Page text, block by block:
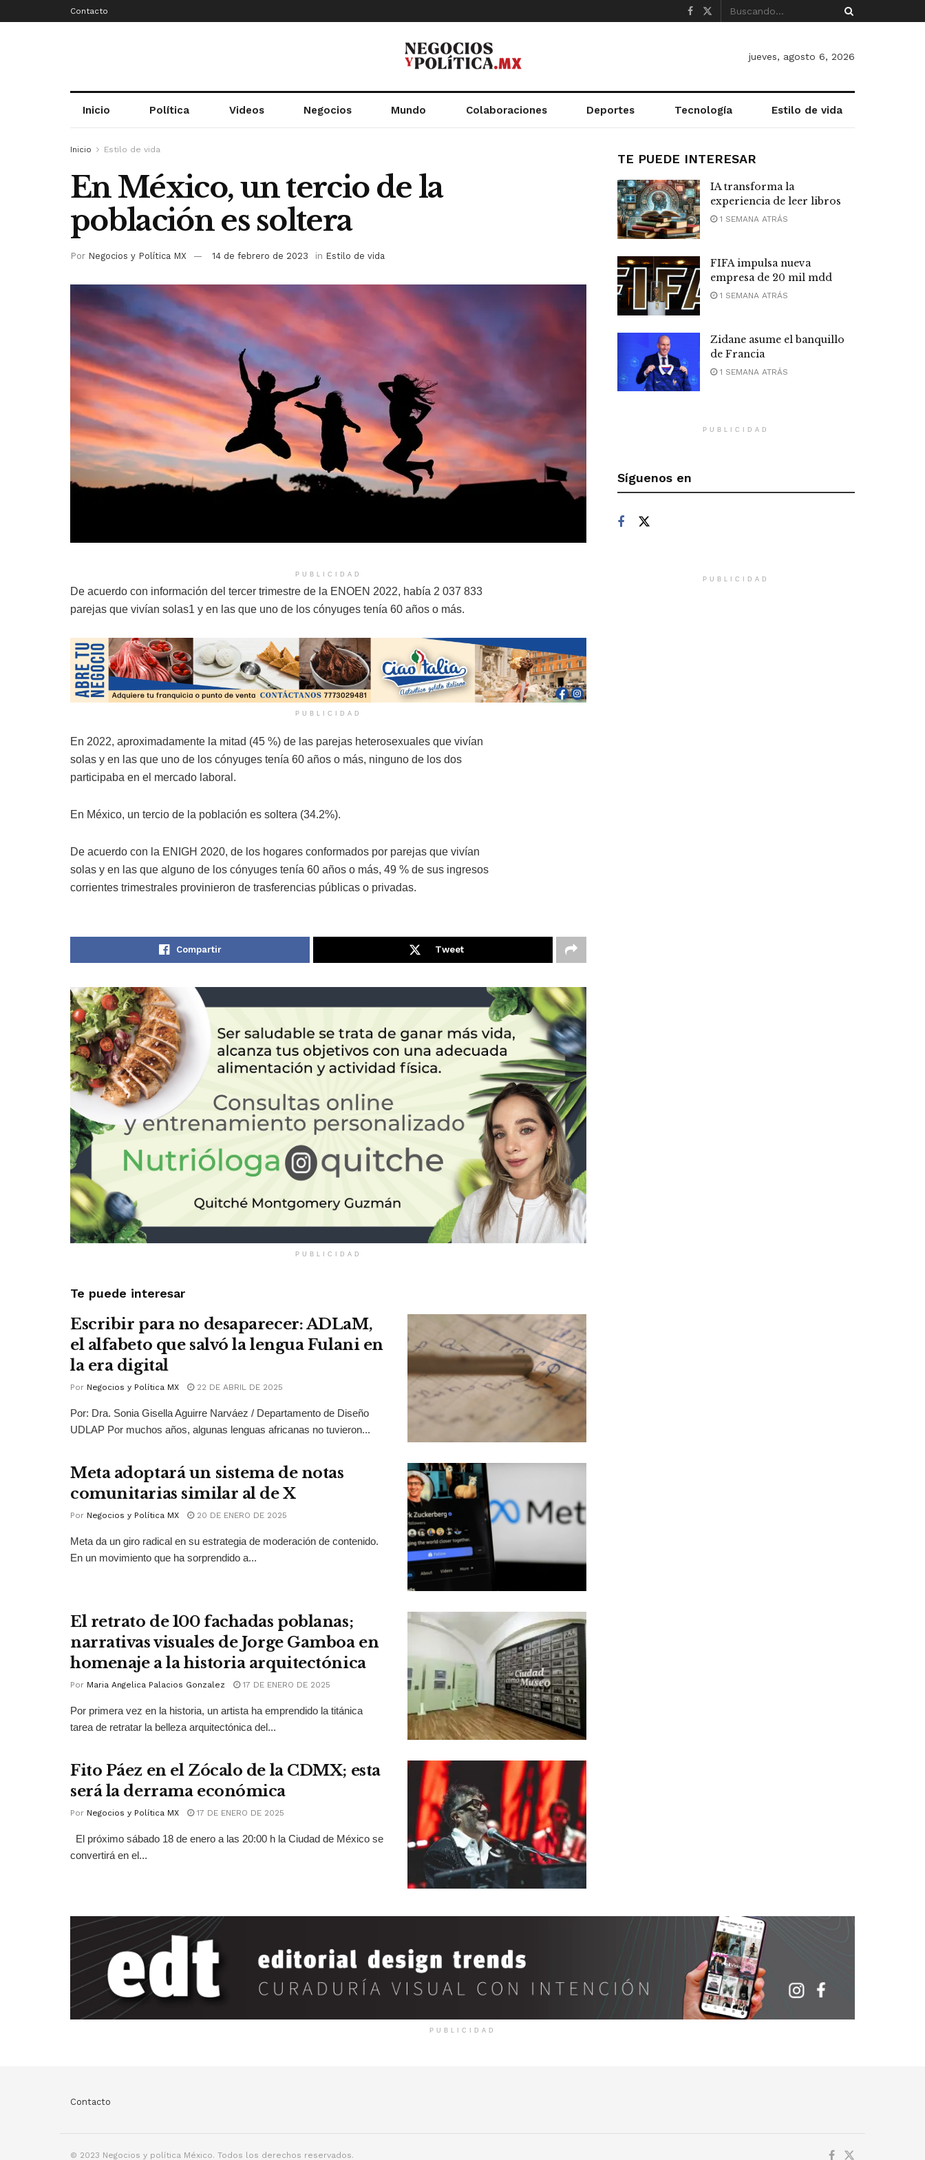
Contacto
jueves, agosto 6, 2026
Inicio Política Videos Negocios Mundo Colaboraciones Deportes Tecnología Estilo de vida
Inicio Estilo de vida
En México, un tercio de la
población es soltera
Por Negocios y Política MX 14 de febrero de 2023 in Estilo de vida
PUBLICIDAD
De acuerdo con información del tercer trimestre de la ENOEN 2022, había 2 037 833
parejas que vivían solas1 y en las que uno de los cónyuges tenía 60 años o más.
PUBLICIDAD
En 2022, aproximadamente la mitad (45 %) de las parejas heterosexuales que vivían
solas y en las que uno de los cónyuges tenía 60 años o más, ninguno de los dos
participaba en el mercado laboral.
En México, un tercio de la población es soltera (34.2%).
De acuerdo con la ENIGH 2020, de los hogares conformados por parejas que vivían
solas y en las que alguno de los cónyuges tenía 60 años o más, 49 % de sus ingresos
corrientes trimestrales provinieron de trasferencias públicas o privadas.
Compartir Tweet
PUBLICIDAD
Te puede interesar
Escribir para no desaparecer: ADLaM,
el alfabeto que salvó la lengua Fulani en
la era digital
Por Negocios y Política MX 22 DE ABRIL DE 2025
Por: Dra. Sonia Gisella Aguirre Narváez / Departamento de Diseño
UDLAP Por muchos años, algunas lenguas africanas no tuvieron...
Meta adoptará un sistema de notas
comunitarias similar al de X
Por Negocios y Política MX 20 DE ENERO DE 2025
Meta da un giro radical en su estrategia de moderación de contenido.
En un movimiento que ha sorprendido a...
El retrato de 100 fachadas poblanas;
narrativas visuales de Jorge Gamboa en
homenaje a la historia arquitectónica
Por Maria Angelica Palacios Gonzalez 17 DE ENERO DE 2025
Por primera vez en la historia, un artista ha emprendido la titánica
tarea de retratar la belleza arquitectónica del...
Fito Páez en el Zócalo de la CDMX; esta
será la derrama económica
Por Negocios y Política MX 17 DE ENERO DE 2025
El próximo sábado 18 de enero a las 20:00 h la Ciudad de México se
convertirá en el...
TE PUEDE INTERESAR
IA transforma la
experiencia de leer libros
1 SEMANA ATRÁS
FIFA impulsa nueva
empresa de 20 mil mdd
1 SEMANA ATRÁS
Zidane asume el banquillo
de Francia
1 SEMANA ATRÁS
PUBLICIDAD
Síguenos en
PUBLICIDAD
PUBLICIDAD
Contacto
© 2023 Negocios y política México. Todos los derechos reservados.